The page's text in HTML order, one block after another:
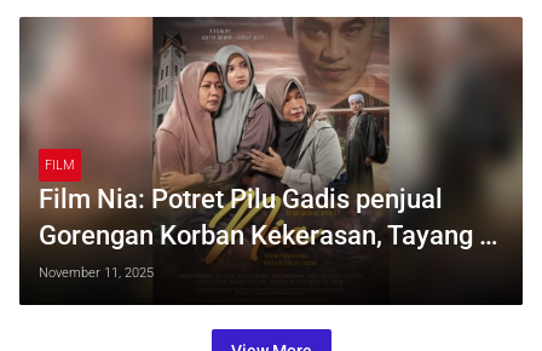
FILM
Film Nia: Potret Pilu Gadis penjual
Gorengan Korban Kekerasan, Tayang 4
Desember 2025
November 11, 2025